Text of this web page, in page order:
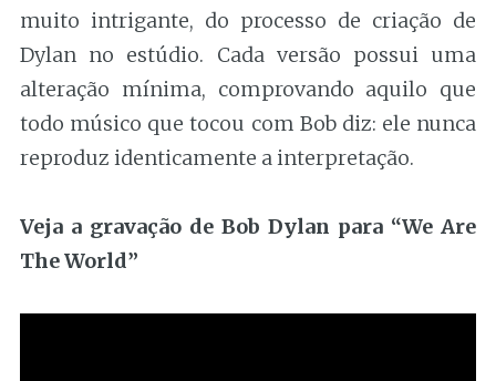
muito intrigante, do processo de criação de
Dylan no estúdio. Cada versão possui uma
alteração mínima, comprovando aquilo que
todo músico que tocou com Bob diz: ele nunca
reproduz identicamente a interpretação.
Veja a gravação de Bob Dylan para “We Are
The World”